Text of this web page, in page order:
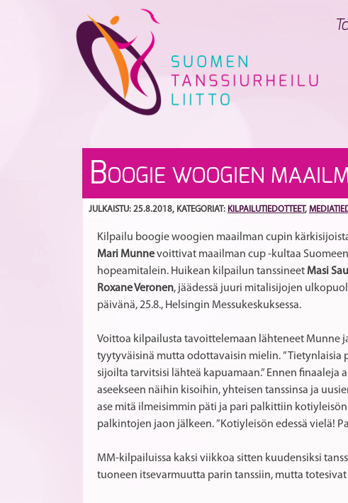
BOOGIE WOOGIEN
JULKAISTU: 25.8.2018, KATEGORIAT: KILPAILUTIEDOTTEET,
Kilpailu boogie woogien maailman cupin
Mari Munnevoittivat maailman cup -kultaa
hopeamitalein. Huikean kilpailun tanssineet Masi
Roxane Veronen, jäädessä juuri mitalisijojen
päivänä, 25.8., Helsingin Messukeskuksessa.
Voittoa kilpailusta tavoittelemaan lähteneet Munne
tyytyväisinä mutta odottavaisin mielin. ”Tietynlaisia
sijoilta tarvitsisi lähteä kapuamaan.” Ennen finaaleja
aseekseen näihin kisoihin, yhteisen tanssinsa ja
ase mitä ilmeisimmin päti ja pari palkittiin
palkintojen jaon jälkeen. ”Kotiyleisön edessä vielä!
MM-kilpailuissa kaksi viikkoa sitten kuudensiksi
tuoneen itsevarmuutta parin tanssiin, mutta